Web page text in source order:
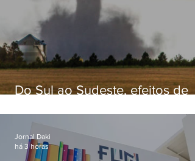
Do Sul ao Sudeste, efeitos de
apreensão na população
Jornal Daki
há 3 horas